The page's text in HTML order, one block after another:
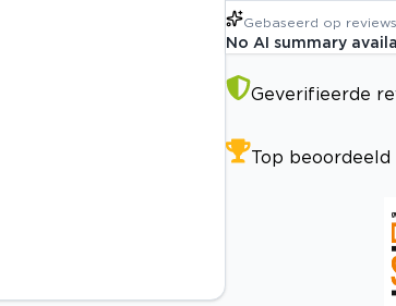
Gebaseerd op reviews
No AI summary
Geverifieerde
Top beoordeeld